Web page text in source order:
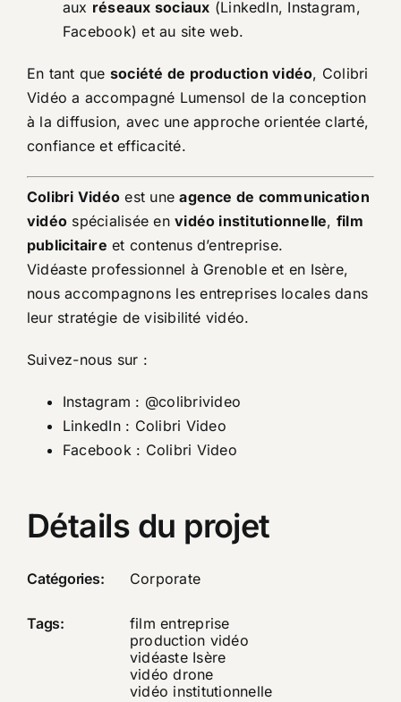
aux réseaux sociaux (LinkedIn, Instagram,
Facebook) et au site web.
En tant que société de production vidéo, Colibri
Vidéo a accompagné Lumensol de la conception
à la diffusion, avec une approche orientée clarté,
confiance et efficacité.
Colibri Vidéo est uneagence de communication
vidéo spécialisée envidéo institutionnelle, film
publicitaire et contenus d’entreprise.
Vidéaste professionnel à Grenoble et en Isère,
nous accompagnons les entreprises locales dans
leur stratégie de visibilité vidéo.
Suivez-nous sur :
Instagram : @colibrivideo
LinkedIn : Colibri Video
Facebook : Colibri Video
Détails du projet
Catégories: Corporate
Tags:
film entreprise
production vidéo
vidéaste Isère
vidéo drone
vidéo institutionnelle